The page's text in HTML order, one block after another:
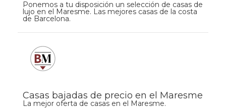
Ponemos a tu disposición un selección de casas de
lujo en el Maresme. Las mejores casas de la costa
de Barcelona.
Casas bajadas de precio en el Maresme
La mejor oferta de casas en el Maresme.